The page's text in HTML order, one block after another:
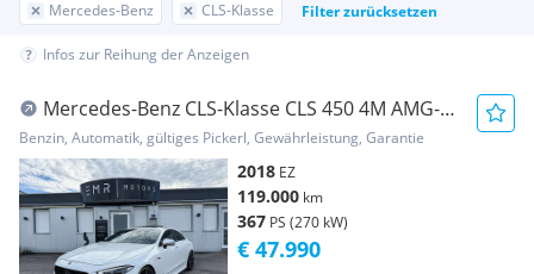
Mercedes-Benz CLS-Klasse Filter zurücksetzen
Infos zur Reihung der Anzeigen
Mercedes-Benz CLS-Klasse CLS 450 4M AMG-
LINE, EDITION ONE, 53 LOOK, BURM...
Benzin, Automatik, gültiges Pickerl, Gewährleistung, Garantie
2018 EZ
119.000 km
367 PS (270 kW)
€ 47.990